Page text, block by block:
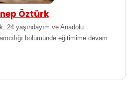
Öztürk
24 yaşındayım ve Anadolu
bölümünde eğitimime devam